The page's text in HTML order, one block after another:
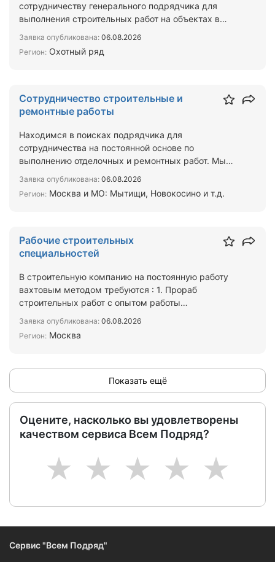
сотрудничеству генерального подрядчика для
выполнения строительных работ на объектах в
Заявка опубликована: 06.08.2026
Регион: Охотный ряд
Сотрудничество строительные и
ремонтные работы
Находимся в поисках подрядчика для
сотрудничества на постоянной основе по
выполнению отделочных и ремонтных работ. Мы
Заявка опубликована: 06.08.2026
Регион: Москва и МО: Мытищи, Новокосино и т.д.
Рабочие строительных
специальностей
В строительную компанию на постоянную работу
вахтовым методом требуются : 1. Прораб
строительных работ с опытом работы
Заявка опубликована: 06.08.2026
Регион: Москва
Показать ещё
Оцените, насколько вы удовлетворены
качеством сервиса Всем Подряд?
5
4
3
2
1
Сервис "Всем Подряд"